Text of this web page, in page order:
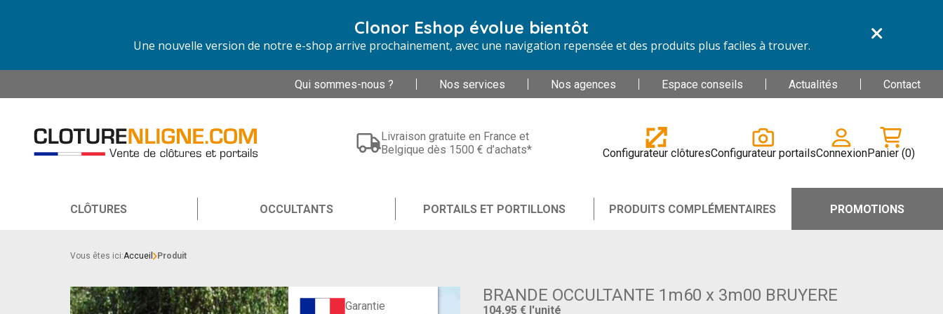
Clonor Eshop évolue bientôt
Une nouvelle version de notre e-shop arrive prochainement, avec une navigation repensée et des produits plus faciles à trouver.
Qui sommes-nous ? Nos services Nos agences Espace conseils Actualités Contact
Livraison gratuite en France et
Belgique dès 1500 € d’achats*
Configurateur clôturesConfigurateur portailsConnexionPanier (0)
CLÔTURES OCCULTANTS PORTAILS ET PORTILLONS PRODUITS COMPLÉMENTAIRES PROMOTIONS
Vous êtes ici:Accueil Produit
Garantie
BRANDE OCCULTANTE 1m60 x 3m00 BRUYERE
104,95 € l'unité